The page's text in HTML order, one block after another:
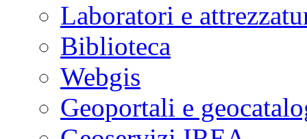
Laboratori e
Biblioteca
Webgis
Geoportali e